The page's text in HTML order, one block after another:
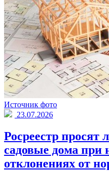
Источник фото
23.07.2026
Росреестр просят
садовые дома при
отклонениях от